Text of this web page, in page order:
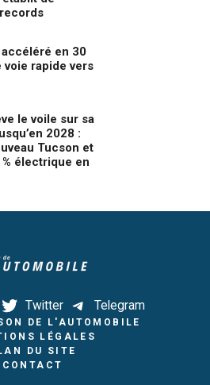
en 30
voie rapide vers
le voile sur sa
2028 :
Tucson et
électrique en
Twitter Telegram
DE L'AUTOMOBILE
LÉGALES
DU SITE
CONTACT